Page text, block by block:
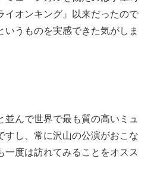
イオンキング』以来だったので
いうものを実感できた気がしま
並んで世界で最も質の高いミュ
すし、常に沢山の公演がおこな
一度は訪れてみることをオスス